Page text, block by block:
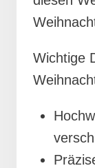
Wichtige